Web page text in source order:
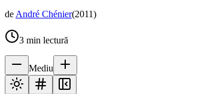
deAndré Chénier(2011)
3 min lectură
Mediu